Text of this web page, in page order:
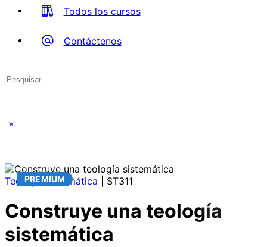
Todos los cursos
Contáctenos
Search
Teología sistemática | ST311
Construye una teología
sistemática
PREMIUM